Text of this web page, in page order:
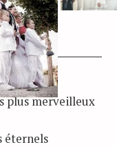
plus merveilleux
éternels